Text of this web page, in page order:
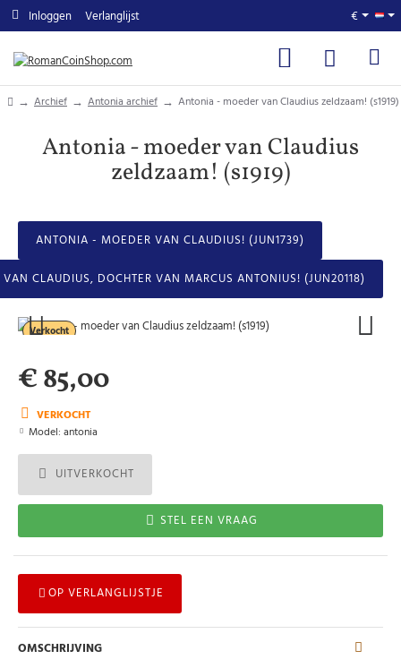
Inloggen Verlanglijst €
homeArchief Antonia archief Antonia - moeder van Claudius zeldzaam! (s1919)
Antonia - moeder van Claudius
zeldzaam! (s1919)
ANTONIA - MOEDER VAN CLAUDIUS! (JUN1739)
CLAUDIUS, DOCHTER VAN MARCUS ANTONIUS! (JUN20118)
Verkocht
VERKOCHT
Model: antonia
€ 85,00
UITVERKOCHT
STEL EEN VRAAG
OP VERLANGLIJSTJE
OMSCHRIJVING